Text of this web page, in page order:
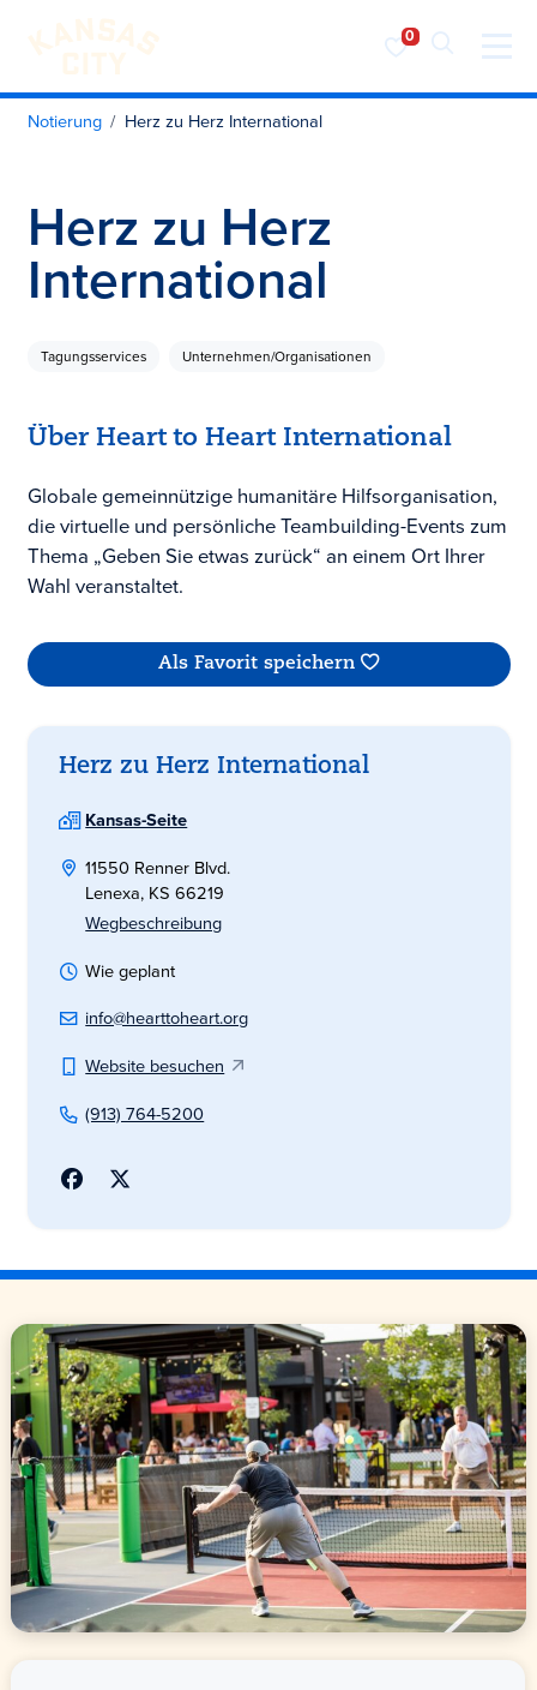
Besuchen Sie KC
Zum Inhalt springen
Notierung Herz zu Herz International
Herz zu Herz
International
Tagungsservices Unternehmen/Organisationen
Über Heart to Heart International
Globale gemeinnützige humanitäre Hilfsorganisation,
die virtuelle und persönliche Teambuilding-Events zum
Thema „Geben Sie etwas zurück“ an einem Ort Ihrer
Wahl veranstaltet.
Als Favorit speichern
Herz zu Herz International
Kansas-Seite
11550 Renner Blvd.
Lenexa, KS 66219
Wegbeschreibung
Wie geplant
info@hearttoheart.org
Website besuchen
(913) 764-5200